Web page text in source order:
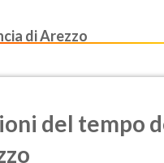
O3
(Ozono)
SO2
di Arezzo
del tempo